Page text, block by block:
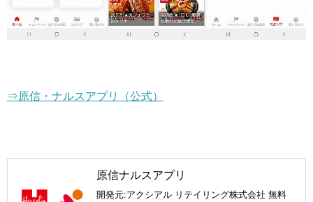
⇒原信・ナルスアプリ（公式）
原信ナルスアプリ
開発元:アクシアル リテイリング株式会社 無料